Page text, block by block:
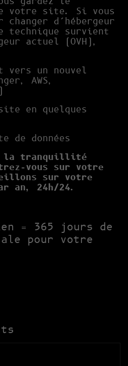
votre site. Si vous
d’hébergeur
technique survient
actuel (OVH),
vers un nouvel
AWS,
en quelques
de données
la tranquillité
vous sur votre
sur votre
an, 24h/24.
= 365 jours de
pour votre